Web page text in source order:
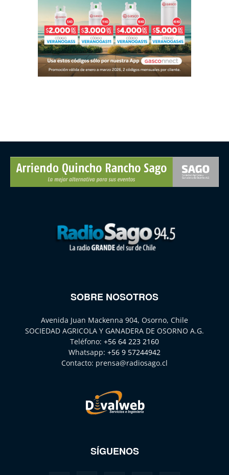
SOBRE NOSOTROS
Avenida Juan Mackenna 904, Osorno, Chile
SOCIEDAD AGRICOLA Y GANADERA DE OSORNO A.G.
Teléfono: +56 64 223 2160
Whatsapp: +56 9 57244942
Contacto: prensa@radiosago.cl
SÍGUENOS